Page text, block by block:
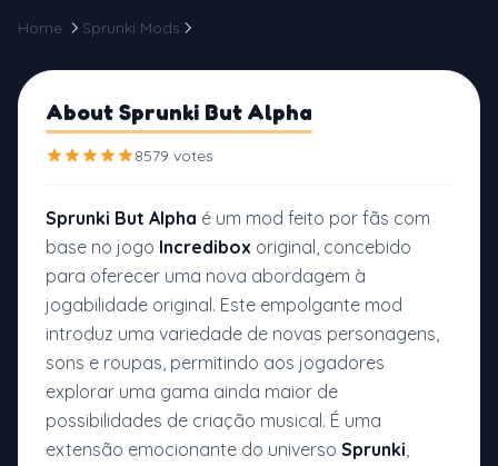
Home Sprunki Mods
About Sprunki But Alpha
8579 votes
Sprunki But Alpha é um mod feito por fãs com
base no jogo Incredibox original, concebido
para oferecer uma nova abordagem à
jogabilidade original. Este empolgante mod
introduz uma variedade de novas personagens,
sons e roupas, permitindo aos jogadores
explorar uma gama ainda maior de
possibilidades de criação musical. É uma
extensão emocionante do universo Sprunki,